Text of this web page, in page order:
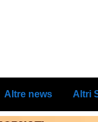
Altre news Altri